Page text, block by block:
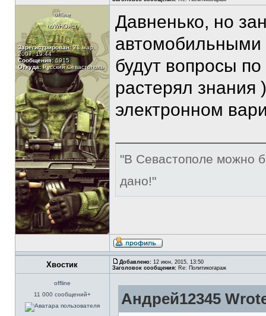
offline
поWHOист
Зарегистрирован:21 мар,
2007, 19:44
Сообщения:6915
Откуда:Русский Севастополь
Давненько, но
автомобильными
будут вопросы
растерял знания
электронном
"В Севастополе можно
дано!"
Хвостик Добавлено: 12 июн, 2015, 13:50
Заголовок сообщения: Re: Политикогараж
offline
11 000 сообщений+
Андрей12345